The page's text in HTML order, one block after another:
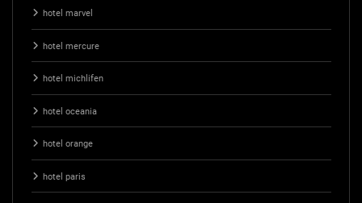
hotel marvel
hotel mercure
hotel michlifen
hotel oceania
hotel orange
hotel paris